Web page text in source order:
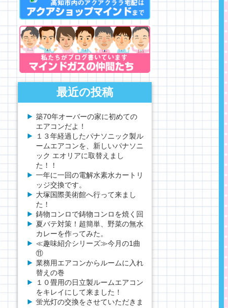
最近の投稿
築70年オーバーの家に初めての
エアコンだよ！
１３年経過したパナソニック製ル
ームエアコンを、新しいパナソニ
ック エオリアに取替えまし
た！！
一年に一回の電解水素水カートリ
ッジ交換です。
大塚国際美術館へ行って来まし
た！
鋳物コンロで鋳物コンロを焼く回
夏バテ対策！超簡単、野菜の無水
カレーを作ってみた。
≪趣味紹介シリーズ≫今月の1曲
⑪
業務用エアコンからルームに入れ
替えの巻
１０畳用の日立製ルームエアコン
をキレイにして来ました！
蛍光灯の交換をさせていただきま